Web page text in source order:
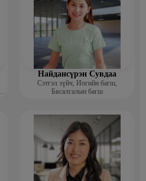
Найдансүрэн Сувдаа
Сэтгэл зүйч, Иогийн багш,
Бясалгалын багш